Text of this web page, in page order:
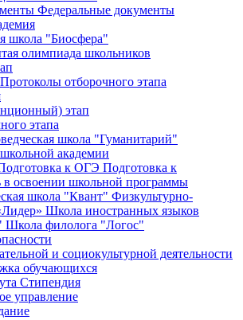
Федеральные документы
школа "Биосфера"
олимпиада школьников
Протоколы отборочного этапа
этап
этапа
школа "Гуманитарий"
академии
к ОГЭ Подготовка к
освоении школьной программы
школа "Квант" Физкультурно-
Школа иностранных языков
Школа филолога "Логос"
и социокультурной деятельности
обучающихся
Стипендия
управление